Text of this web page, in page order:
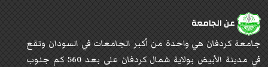
عن الجامعة
جامعة كردفان هي واحدة من أكبر الجامعات في السودان وتقع
في مدينة الأبيض بولاية شمال كردفان على بعد 560 كم جنوب